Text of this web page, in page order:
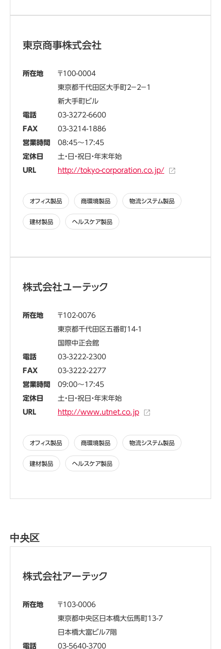
東京商事株式会社
所在地
100-0004
東京都千代田区大手町2－2－1
新大手町ビル
電話
03-3272-6600
FAX
03-3214-1886
営業時間
08:45～17:45
定休日
土・日・祝日・年末年始
URL
http://tokyo-corporation.co.jp/
オフィス製品 商環境製品 物流システム製品
建材製品 ヘルスケア製品
株式会社ユーテック
所在地
102-0076
東京都千代田区五番町14-1
国際中正会館
電話
03-3222-2300
FAX
03-3222-2277
営業時間
09:00～17:45
定休日
土・日・祝日・年末年始
URL
http://www.utnet.co.jp
オフィス製品 商環境製品 物流システム製品
建材製品 ヘルスケア製品
中央区
株式会社アーテック
所在地
103-0006
東京都中央区日本橋大伝馬町13-7
日本橋大富ビル7階
電話
03-5640-3700